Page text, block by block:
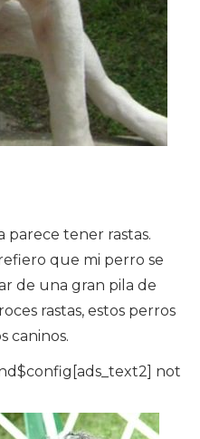
parece tener rastas.
que mi perro se
de una gran pila de
rastas, estos perros
caninos.
not